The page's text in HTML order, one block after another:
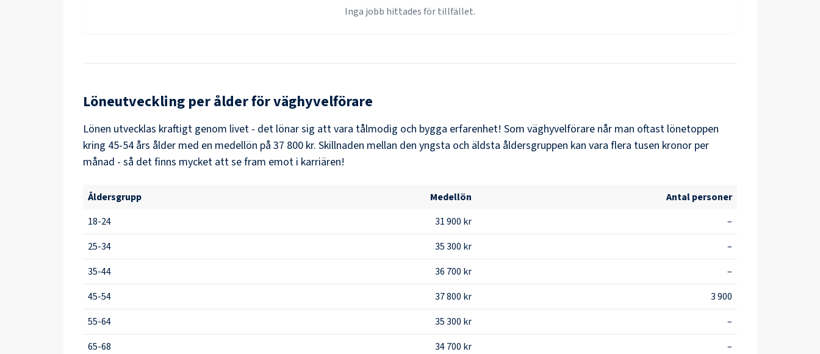
Inga jobb hittades för tillfället.
Löneutveckling per ålder förväghyvelförare
Lönen utvecklas kraftigt genom livet - det lönar sig att vara tålmodig och bygga erfarenhet! Som väghyvelförare når man oftast lönetoppen
kring 45-54 års ålder med en medellön på 37 800 kr. Skillnaden mellan den yngsta och äldsta åldersgruppen kan vara flera tusen kronor per
månad - så det finns mycket att se fram emot i karriären!
Åldersgrupp Medellön
Antal personer
18-24
31 900 kr
–
25-34
35 300 kr
–
35-44
36 700 kr
–
45-54
37 800 kr
3 900
55-64
35 300 kr
–
65-68
34 700 kr –